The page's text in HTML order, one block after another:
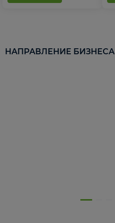
НАПРАВЛЕНИЕ БИЗНЕСА